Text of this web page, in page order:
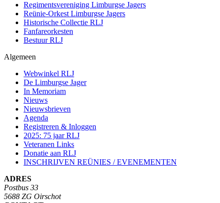
Regimentsvereniging Limburgse Jagers
Reünie-Orkest Limburgse Jagers
Historische Collectie RLJ
Fanfareorkesten
Bestuur RLJ
Algemeen
Webwinkel RLJ
De Limburgse Jager
In Memoriam
Nieuws
Nieuwsbrieven
Agenda
Registreren & Inloggen
2025: 75 jaar RLJ
Veteranen Links
Donatie aan RLJ
INSCHRIJVEN REÜNIES / EVENEMENTEN
ADRES
Postbus 33
5688 ZG Oirschot